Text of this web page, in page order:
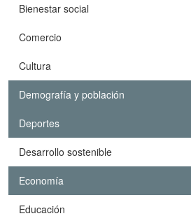
Bienestar social
Comercio
Cultura
Demografía y población
Deportes
Desarrollo sostenible
Economía
Educación